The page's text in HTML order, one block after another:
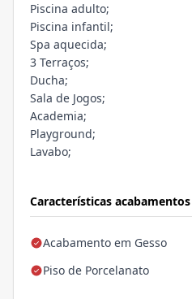
Características acabamentos
Acabamento em Gesso
Piso de Porcelanato
Piscina adulto;
Piscina infantil;
Spa aquecida;
3 Terraços;
Ducha;
Sala de Jogos;
Academia;
Playground;
Lavabo;